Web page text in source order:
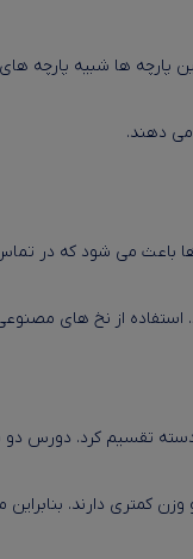
پارچه ها شبیه پارچه
دهند.
باعث می شود که در
از نخ های
تقسیم کرد. دورس دو
دارند. بنابراین